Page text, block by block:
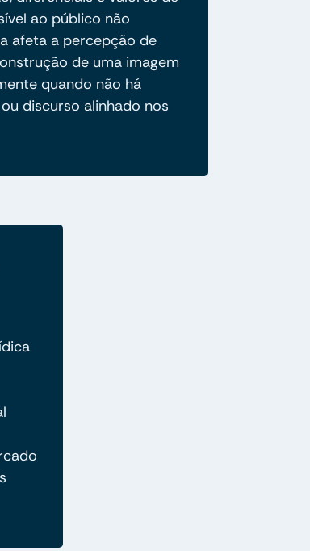
ao público não
afeta a percepção de
de uma imagem
quando não há
discurso alinhado nos